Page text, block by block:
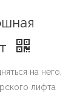
на него,
лифта